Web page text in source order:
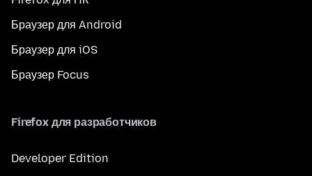
Браузер для Android
Браузер для iOS
Браузер Focus
Firefox для разработчиков
Developer Edition